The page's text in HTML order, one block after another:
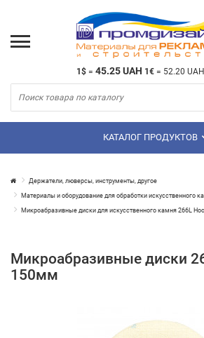
1$ = 45.25 UAH 1€ = 52.20 UAH
КАТАЛОГ ПРОДУКТОВ
Держатели, люверсы, инструменты, другое
Материалы и оборудование для обработки искусственного
Микроабразивные диски для искусственного камня 266L
Микроабразивные диски
150мм